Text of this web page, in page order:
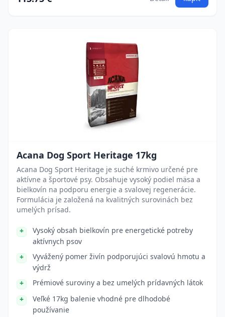
Acana Dog Sport Heritage 17kg
Acana Dog Sport Heritage je suché krmivo určené pre
aktívne a športové psy. Obsahuje vysoký podiel mäsa a
bielkovín na podporu energie a svalovej regenerácie.
Formulácia je založená na kvalitných surovinách bez
umelých prísad.
Vysoký obsah bielkovín pre energetické potreby
aktívnych psov
Vyvážený pomer živín podporujúci svalovú hmotu a
výdrž
Prémiové suroviny a bez umelých prídavných látok
Veľké 17kg balenie vhodné pre dlhodobé
používanie